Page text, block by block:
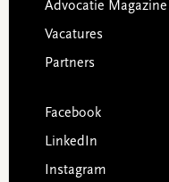
Advocatie Magazine
Vacatures
Partners
Facebook
LinkedIn
Instagram